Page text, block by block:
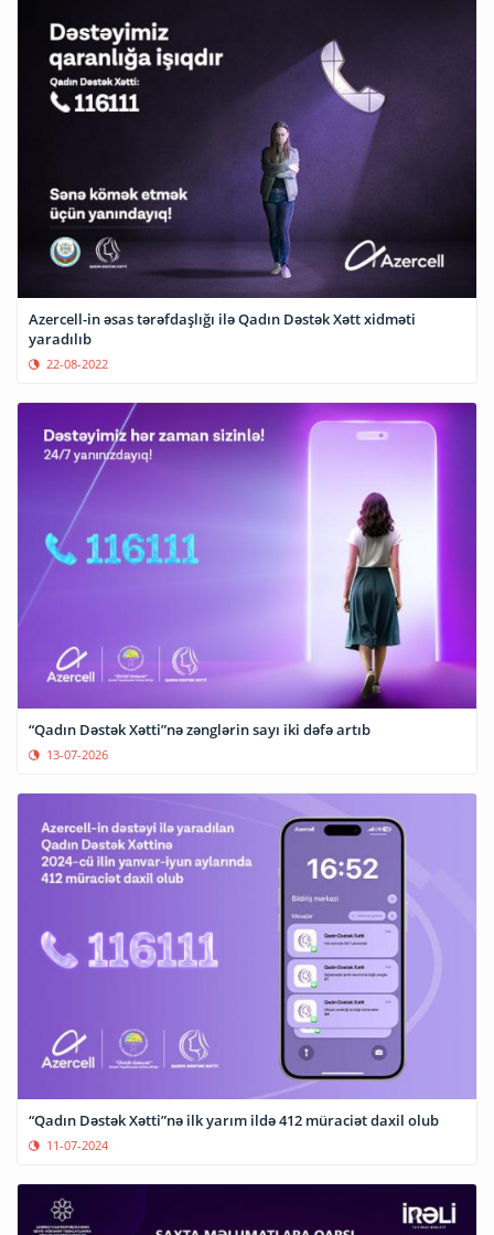
Azercell-in əsas tərəfdaşlığı ilə Qadın Dəstək Xətt xidməti
yaradılıb
22-08-2022
“Qadın Dəstək Xətti”nə zənglərin sayı iki dəfə artıb
13-07-2026
“Qadın Dəstək Xətti”nə ilk yarım ildə 412 müraciət daxil olub
11-07-2024